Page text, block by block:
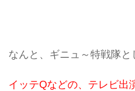
なんと、ギニュ～特戦隊と
イッテQなどの、テレビ出